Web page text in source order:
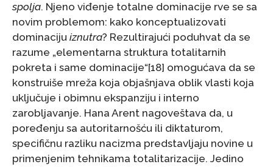
spolja. Njeno viđenje totalne dominacije rve se sa
novim problemom: kako konceptualizovati
dominaciju iznutra? Rezultirajući poduhvat da se
razume „elementarna struktura totalitarnih
pokreta i same dominacije“[18] omogućava da se
konstruiše mreža koja objašnjava oblik vlasti koja
uključuje i obimnu ekspanziju i interno
zarobljavanje. Hana Arent nagoveštava da, u
poređenju sa autoritarnošću ili diktaturom,
specifičnu razliku nacizma predstavljaju novine u
primenjenim tehnikama totalitarizacije. Jedino